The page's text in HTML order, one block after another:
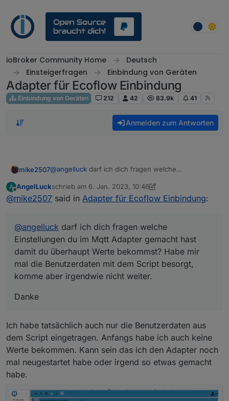
ioBroker Community Home
Deutsch
Einsteigerfragen
Einbindung von Geräten
Adapter für Ecoflow Einbindung
Einbindung von Geräten 212 42 83.9k 41
Anmelden zum Antworten
mike2507@angelluck darf ich dich fragen welche
damit du überhaupt Werte bekommst? Habe mir mal
die Benutzerdaten mit dem Script besorgt, komme
Danke
A
Offline
AngelLuckschrieb am 6. Jan. 2023, 10:46
zuletzt editiert von AngelLuck1. Juni 2023, 11:54
@mike2507 said in Adapter für Ecoflow Einbindung:
@angelluck darf ich dich fragen welche
Einstellungen du im Mqtt Adapter gemacht hast
damit du überhaupt Werte bekommst? Habe mir
mal die Benutzerdaten mit dem Script besorgt,
komme aber irgendwie nicht weiter.
Danke
Ich habe tatsächlich auch nur die Benutzerdaten aus
dem Script eingetragen. Anfangs habe ich auch keine
Werte bekommen. Kann sein das ich den Adapter noch
mal neugestartet habe oder irgend so etwas gemacht
habe.